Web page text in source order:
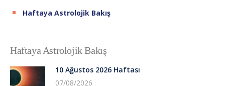
Haftaya Astrolojik Bakış
Haftaya Astrolojik Bakış
10 Ağustos 2026 Haftası
07/08/2026